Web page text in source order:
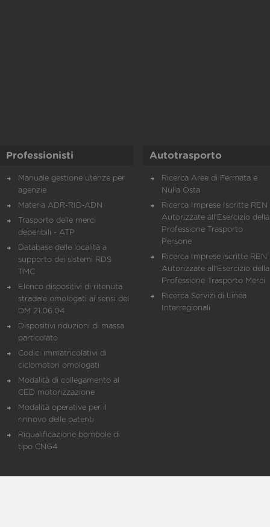
Professionisti
Manuale gestione utenze per
agenzie
Materia ADR-RID-ADN
Trasporto delle merci
deperibili - ATP
Database delle località a
supporto dei sistemi RDS
TMC
Elenco dispositivi di ritenuta
stradale omologati ai sensi del
DM 21.06.04
Dispositivi riduzioni di massa
particolato
Codici immatricolativi di
ciclomotori omologati
Modalità di collegamento al
CED motorizzazione
Modalità operative per il
rinnovo delle patenti
Riqualificazione bombole di
tipo CNG4
Autotrasporto
Ricerca Aree di Fermata e
Nulla Osta
Ricerca Imprese Iscritte REN
Autorizzate all'Esercizio della
Professione Trasporto
Persone
Ricerca Imprese iscritte REN
Autorizzate all'Esercizio della
Professione Trasporto Merci
Ricerca Servizi di Linea
Interregionali